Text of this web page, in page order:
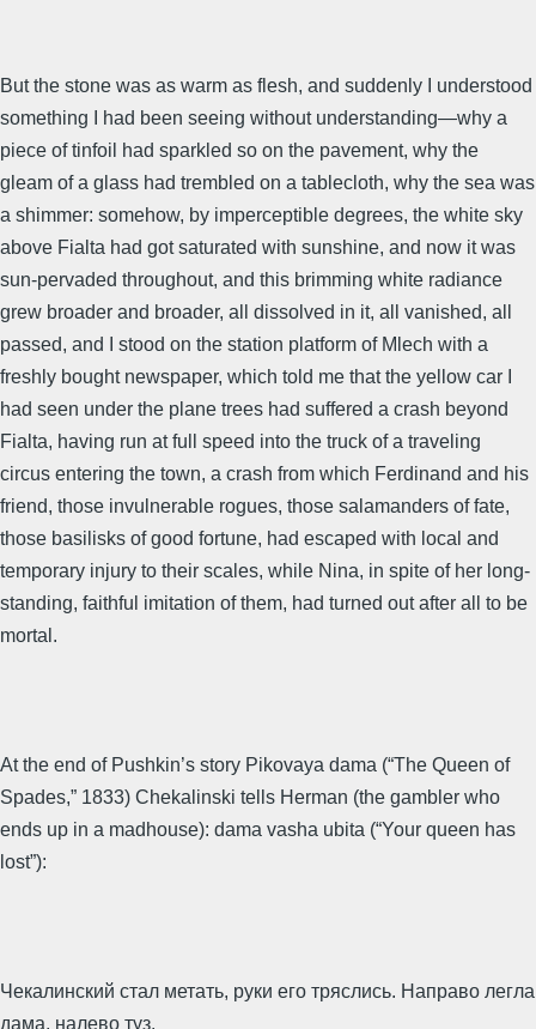
But the stone was as warm as flesh, and suddenly I understood
something I had been seeing without understanding—why a
piece of tinfoil had sparkled so on the pavement, why the
gleam of a glass had trembled on a tablecloth, why the sea was
a shimmer: somehow, by imperceptible degrees, the white sky
above Fialta had got saturated with sunshine, and now it was
sun-pervaded throughout, and this brimming white radiance
grew broader and broader, all dissolved in it, all vanished, all
passed, and I stood on the station platform of Mlech with a
freshly bought newspaper, which told me that the yellow car I
had seen under the plane trees had suffered a crash beyond
Fialta, having run at full speed into the truck of a traveling
circus entering the town, a crash from which Ferdinand and his
friend, those invulnerable rogues, those salamanders of fate,
those basilisks of good fortune, had escaped with local and
temporary injury to their scales, while Nina, in spite of her long-
standing, faithful imitation of them, had turned out after all to be
mortal.
At the end of Pushkin’s story Pikovaya dama (“The Queen of
Spades,” 1833) Chekalinski tells Herman (the gambler who
ends up in a madhouse): dama vasha ubita (“Your queen has
lost”):
Чекалинский стал метать, руки его тряслись. Направо легла
дама, налево туз.